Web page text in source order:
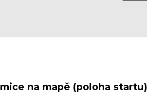
na mapě (poloha startu)